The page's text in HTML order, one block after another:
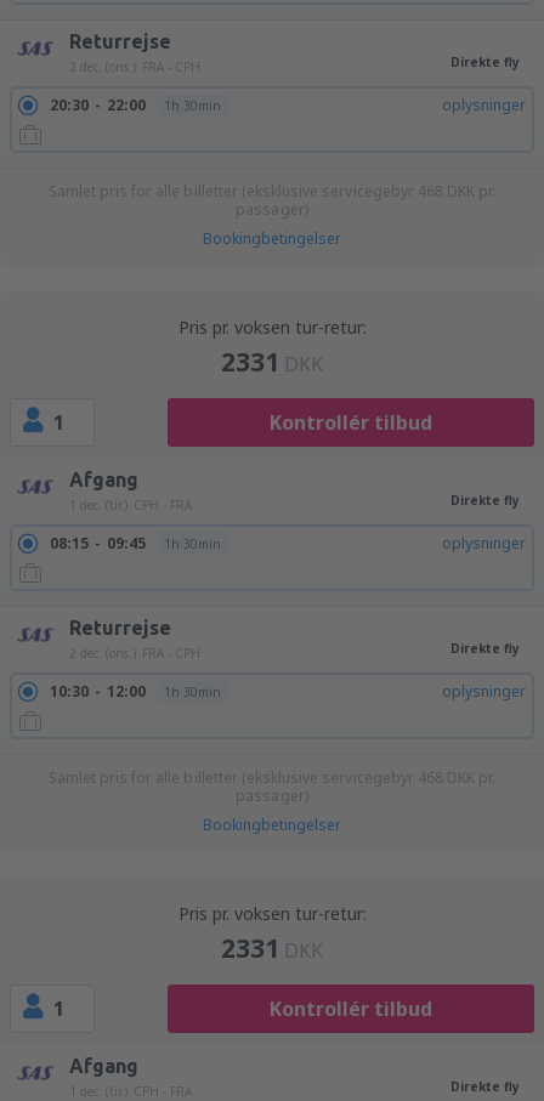
Returrejse
2 dec. (ons.) FRA - CPH Direkte fly
20:30 22:00 1h 30min oplysninger
Samlet pris for alle billetter (eksklusive servicegebyr 468 DKK pr.
passager)
Bookingbetingelser
Pris pr. voksen tur-retur:
2331 DKK
1 Kontrollér tilbud
Afgang
1 dec. (tir.) CPH - FRA Direkte fly
08:15 09:45 1h 30min oplysninger
Returrejse
2 dec. (ons.) FRA - CPH Direkte fly
10:30 12:00 1h 30min oplysninger
Samlet pris for alle billetter (eksklusive servicegebyr 468 DKK pr.
passager)
Bookingbetingelser
Pris pr. voksen tur-retur:
2331 DKK
1 Kontrollér tilbud
Afgang
1 dec. (tir.) CPH - FRA Direkte fly